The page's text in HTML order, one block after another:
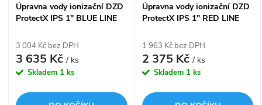
Úpravna vody ionizační DZD
ProtectX IPS 1" BLUE LINE
100671005
3 004 Kč bez DPH
3 635 Kč/ ks
Skladem 1 ks
Úpravna vody ionizační DZD
ProtectX IPS 1" RED LINE
100671002
1 963 Kč bez DPH
2 375 Kč/ ks
Skladem 1 ks